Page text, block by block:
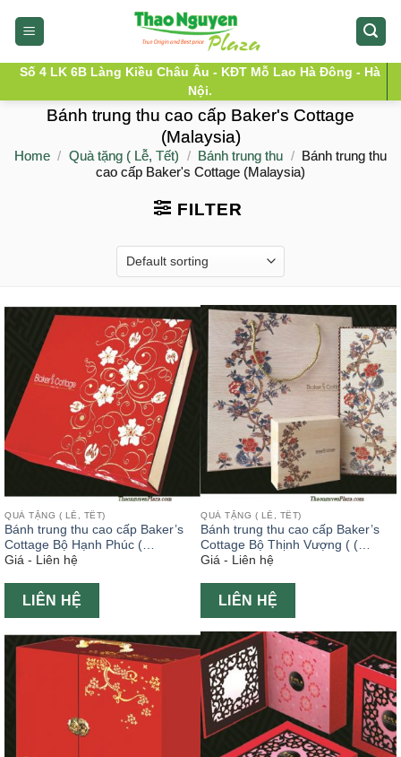
Số 4 LK 6B Làng Kiều Châu Âu - KĐT Mỗ Lao Hà Đông - Hà
Nội.
Bánh trung thu cao cấp Baker's Cottage
(Malaysia)
Home / Quà tặng ( Lễ, Tết) / Bánh trung thu / Bánh trung thu
cao cấp Baker's Cottage (Malaysia)
FILTER
QUÀ TẶNG ( LỄ, TẾT)
Bánh trung thu cao cấp Baker’s
Cottage Bộ Hạnh Phúc (
(Happiness Gift Set )
Giá - Liên hệ
LIÊN HỆ
QUÀ TẶNG ( LỄ, TẾT)
Bánh trung thu cao cấp Baker’s
Cottage Bộ Thịnh Vượng ( (
Prosperity Gift Set )
Giá - Liên hệ
LIÊN HỆ